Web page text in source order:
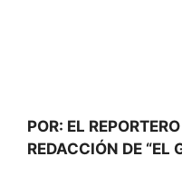
POR: EL
REDACCIÓN DE “EL